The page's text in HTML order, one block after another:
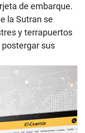
de embarque.
la Sutran se
y terrapuertos
sus